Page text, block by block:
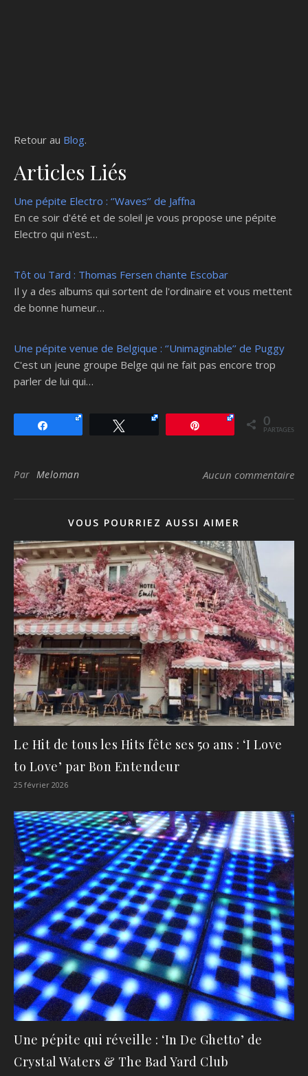
Retour au Blog.
Articles Liés
Une pépite Electro : ‘’Waves’’ de Jaffna
En ce soir d'été et de soleil je vous propose une pépite
Electro qui n'est…
Tôt ou Tard : Thomas Fersen chante Escobar
Il y a des albums qui sortent de l'ordinaire et vous mettent
de bonne humeur…
Une pépite venue de Belgique : ‘’Unimaginable’’ de Puggy
C'est un jeune groupe Belge qui ne fait pas encore trop
parler de lui qui…
0
PARTAGES
Par Meloman Aucun commentaire
VOUS POURRIEZ AUSSI AIMER
Le Hit de tous les Hits fête ses 50 ans : ‘I Love
to Love’ par Bon Entendeur
25 février 2026
Une pépite qui réveille : ‘In De Ghetto’ de
Crystal Waters & The Bad Yard Club